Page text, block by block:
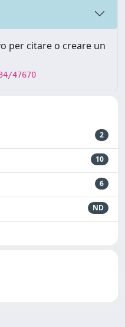
per citare o creare un
47670
2
10
6
ND